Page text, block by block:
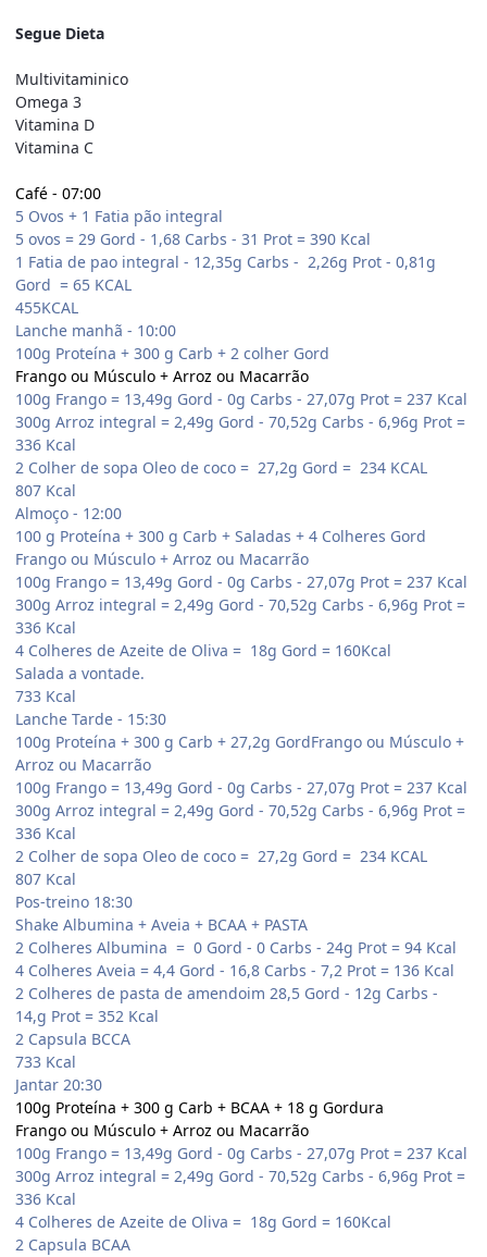
Segue Dieta
Multivitaminico
Omega 3
Vitamina D
Vitamina C
Café - 07:00
5 Ovos + 1 Fatia pão integral
5 ovos = 29 Gord - 1,68 Carbs - 31 Prot = 390 Kcal
1 Fatia de pao integral - 12,35g Carbs - 2,26g Prot - 0,81g
Gord = 65 KCAL
455KCAL
Lanche manhã - 10:00
100g Proteína + 300 g Carb + 2 colher Gord
Frango ou Músculo + Arroz ou Macarrão
100g Frango = 13,49g Gord - 0g Carbs - 27,07g Prot = 237 Kcal
300g Arroz integral = 2,49g Gord - 70,52g Carbs - 6,96g Prot =
336 Kcal
2 Colher de sopa Oleo de coco = 27,2g Gord = 234 KCAL
807 Kcal
Almoço - 12:00
100 g Proteína + 300 g Carb + Saladas + 4 Colheres Gord
Frango ou Músculo + Arroz ou Macarrão
100g Frango = 13,49g Gord - 0g Carbs - 27,07g Prot = 237 Kcal
300g Arroz integral = 2,49g Gord - 70,52g Carbs - 6,96g Prot =
336 Kcal
4 Colheres de Azeite de Oliva = 18g Gord = 160Kcal
Salada a vontade.
733 Kcal
Lanche Tarde - 15:30
100g Proteína + 300 g Carb + 27,2g GordFrango ou Músculo +
Arroz ou Macarrão
100g Frango = 13,49g Gord - 0g Carbs - 27,07g Prot = 237 Kcal
300g Arroz integral = 2,49g Gord - 70,52g Carbs - 6,96g Prot =
336 Kcal
2 Colher de sopa Oleo de coco = 27,2g Gord = 234 KCAL
807 Kcal
Pos-treino 18:30
Shake Albumina + Aveia + BCAA + PASTA
2 Colheres Albumina = 0 Gord - 0 Carbs - 24g Prot = 94 Kcal
4 Colheres Aveia = 4,4 Gord - 16,8 Carbs - 7,2 Prot = 136 Kcal
2 Colheres de pasta de amendoim 28,5 Gord - 12g Carbs -
14,g Prot = 352 Kcal
2 Capsula BCCA
733 Kcal
Jantar 20:30
100g Proteína + 300 g Carb + BCAA + 18 g Gordura
Frango ou Músculo + Arroz ou Macarrão
100g Frango = 13,49g Gord - 0g Carbs - 27,07g Prot = 237 Kcal
300g Arroz integral = 2,49g Gord - 70,52g Carbs - 6,96g Prot =
336 Kcal
4 Colheres de Azeite de Oliva = 18g Gord = 160Kcal
2 Capsula BCAA